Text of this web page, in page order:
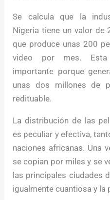
Se calcula que la
Nigeria tiene un valor de
que produce unas 200
video por mes.
importante porque
unas dos millones de
redituable.
La distribución de las
es peculiar y efectiva,
naciones africanas. Una
se copian por miles y se
las principales ciudades
igualmente cuantiosa y la